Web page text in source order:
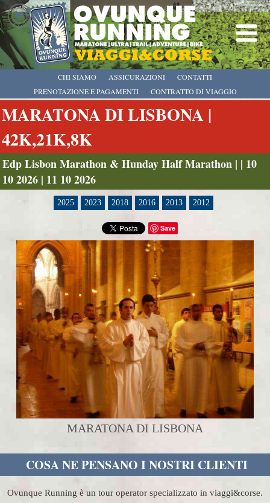
CHI SIAMO
PRENOTAZIONE E PAGAMENTI
CONTRATTO DI VIAGGIO
ASSICURAZIONI CONTATTI
MARATONA DI LISBONA |
42K,21K,8K
Edp Lisbon Marathon & Hunday Half Marathon | | 10
10 2026 | 11 10 2026
2025 2023 2018 2016 2013 2012
Save
MARATONA DI LISBONA
COSA NE PENSANO I NOSTRI CLIENTI
Ovunque Running è un tour operator specializzato in viaggi&corse.